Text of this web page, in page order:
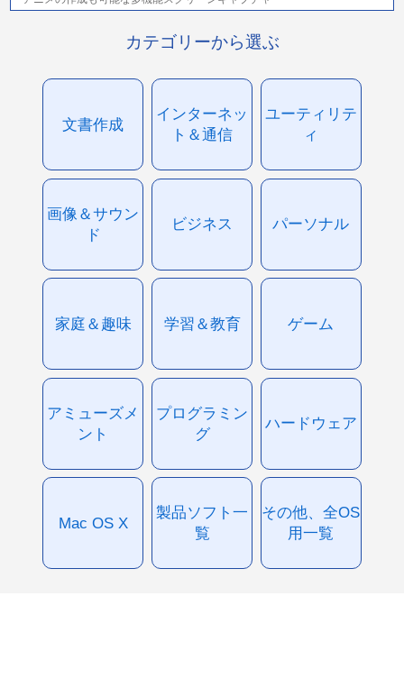
カテゴリーから選ぶ
文書作成
インターネッ
ト＆通信
ユーティリテ
ィ
画像＆サウン
ド
ビジネス パーソナル
家庭＆趣味 学習＆教育 ゲーム
アミューズメ
ント
プログラミン
グ
ハードウェア
Mac OS X
製品ソフト一
覧
その他、全OS
用一覧